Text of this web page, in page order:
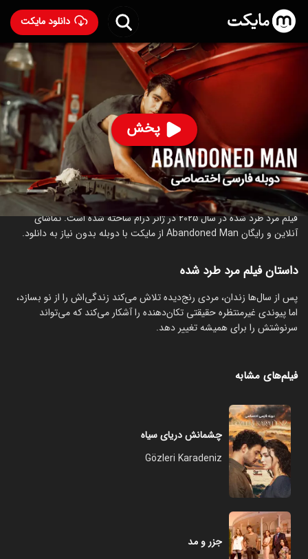
دانلود مایکت
پخش
فیلم مرد طرد شده با دوبله فارسی- Abandoned Man 2025
رده سنی ۱۸+
ترکی
درام
درباره فیلم مرد طرد شده
فیلم مرد طرد شده در سال 2025 در ژانر درام ساخته شده است. تماشای
آنلاین و رایگان Abandoned Man از مایکت با دوبله بدون نیاز به دانلود.
داستان فیلم مرد طرد شده
‏پس از سال‌ها زندان، مردی رنج‌دیده تلاش می‌کند زندگی‌اش را از نو بسازد،
اما پیوندی غیرمنتظره حقیقتی تکان‌دهنده را آشکار می‌کند که می‌تواند
سرنوشتش را برای همیشه تغییر دهد.
فیلم‌های مشابه
چشمانش دریای سیاه
Gözleri Karadeniz
جزر و مد